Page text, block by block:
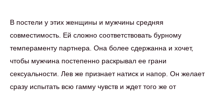
В постели у этих женщины и мужчины средняя
совместимость. Ей сложно соответствовать бурному
темпераменту партнера. Она более сдержанна и хочет,
чтобы мужчина постепенно раскрывал ее грани
сексуальности. Лев же признает натиск и напор. Он желает
сразу испытать всю гамму чувств и ждет того же от